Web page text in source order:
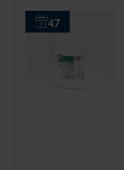
47